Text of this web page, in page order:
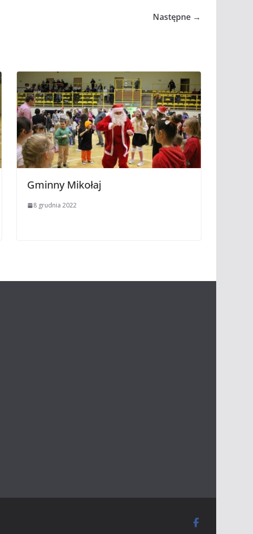
Następne →
Gminny Mikołaj
8 grudnia 2022